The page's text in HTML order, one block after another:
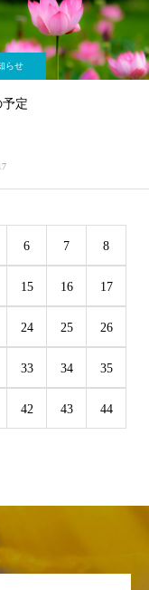
らせ
予定
6 7 8
15 16 17
24 25 26
33 34 35
42 43 44